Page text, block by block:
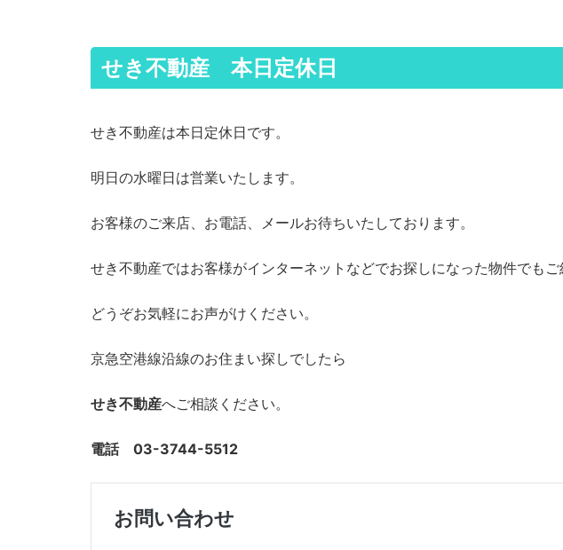
せき不動産 本日定休日
せき不動産は本日定休日です。
明日の水曜日は営業いたします。
お客様のご来店、お電話、メールお待ちいたしております。
せき不動産ではお客様がインターネットなどでお探しになった物件でもご
どうぞお気軽にお声がけください。
京急空港線沿線のお住まい探しでしたら
せき不動産へご相談ください。
電話 03-3744-5512